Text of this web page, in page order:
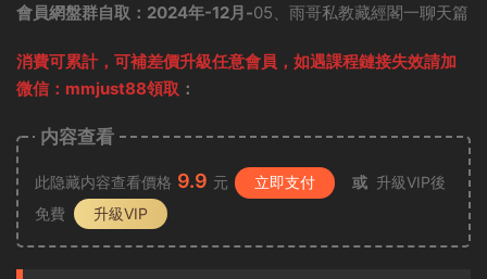
會員網盤群自取：2024年-12月-05、雨哥私教藏經閣一聊天篇
消費可累計，可補差價升級任意會員， 如遇課程鏈接失效請加
微信：mmjust88領取 ：
内容查看
此隐藏内容查看價格 9.9 元 立即支付 或 升級VIP後
免費
升級VIP